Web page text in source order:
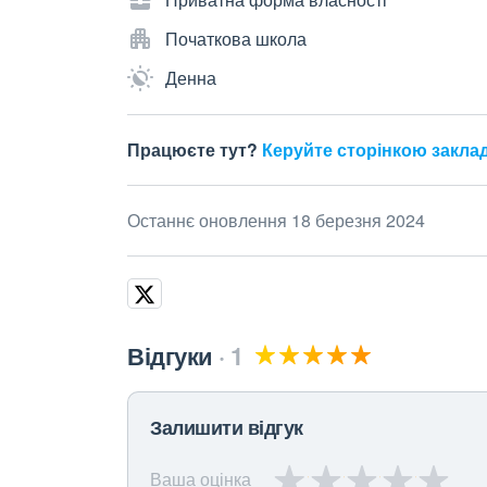
Початкова школа
Денна
Працюєте тут? Керуйте сторінкою
Останнє оновлення 18 березня 2024
Відгуки 1
Залишити відгук
Ваша оцінка